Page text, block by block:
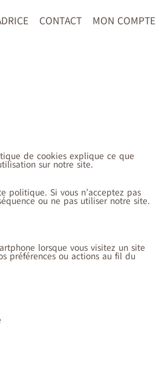
CONTACT MON COMPTE
de cookies explique ce que
sur notre site.
politique. Si vous n’acceptez pas
ou ne pas utiliser notre site.
lorsque vous visitez un site
préférences ou actions au fil du